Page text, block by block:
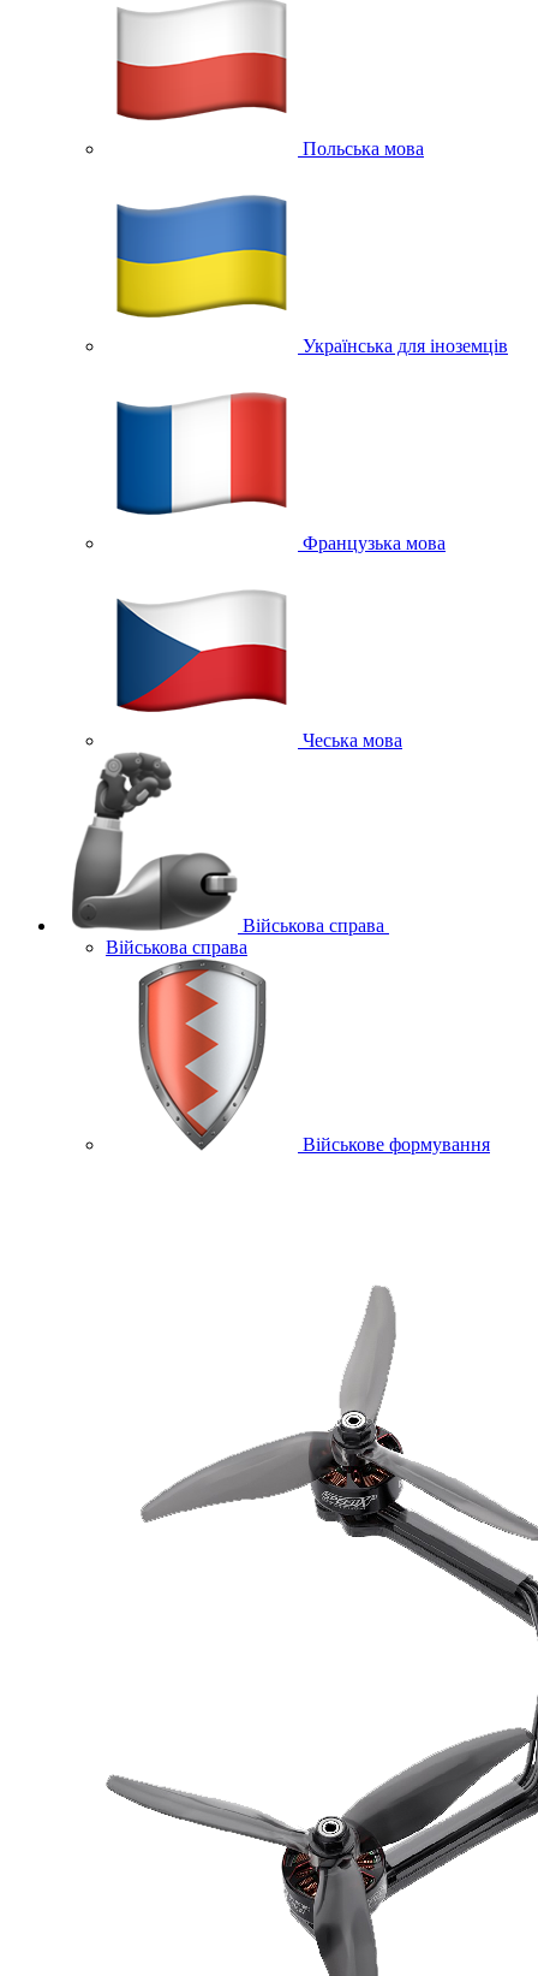
Польська мова
Українська для іноземців
Французька мова
Чеська мова
Військова справа
Військова справа
Військове формування